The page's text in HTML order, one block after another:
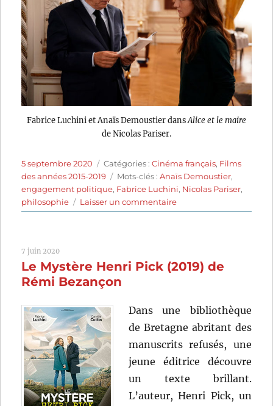
Fabrice Luchini et Anaïs Demoustier dansAlice et le maire
de Nicolas Pariser.
Publié
le
5 septembre 2020 Catégories
Catégories :Cinéma français, Films
des années 2015-2019
Étiquettes
Mots-clés :Anaïs Demoustier,
engagement politique, Fabrice Luchini, Nicolas Pariser,
philosophie
Laisser un commentairesur
Alice
(2019)
7 juin 2020
Le Mystère Henri Pick (2019) de
Rémi Bezançon
Dans une bibliothèque
de Bretagne abritant des
manuscrits refusés, une
jeune éditrice découvre
un texte brillant.
L’auteur, Henri Pick, un